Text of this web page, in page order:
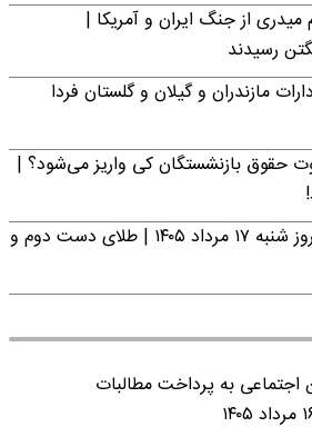
از جنگ ایران و آمریکا |
رسیدند
مازندران و گیلان و گلستان فردا
حقوق بازنشستگان کی واریز می‌شود؟ |
خبر فوری از قیمت طلا امروز شنبه ۱۷ مرداد ۱۴۰۵ | طلای دست دوم و
اجتماعی به پرداخت مطالبات